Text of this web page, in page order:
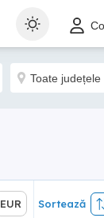
Sortează
EUR Sortează